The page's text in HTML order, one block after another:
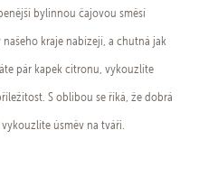
bylinnou čajovou směsí
kraje nabízejí, a chutná jak
pár kapek citronu, vykouzlíte
S oblibou se říká, že dobrá
úsměv na tváři.